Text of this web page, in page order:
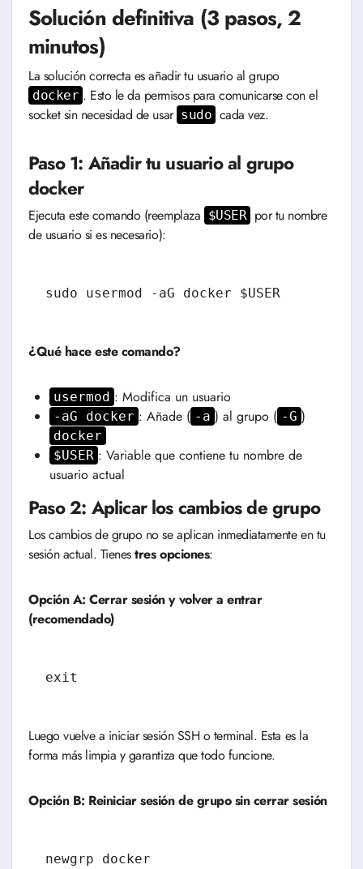
Solución definitiva (3 pasos, 2
minutos)
La solución correcta es añadir tu usuario al grupo
docker . Esto le da permisos para comunicarse con el
socket sin necesidad de usar sudo cada vez.
Paso 1: Añadir tu usuario al grupo
docker
Ejecuta este comando (reemplaza $USER por tu nombre
de usuario si es necesario):
sudo usermod -aG docker $USER
¿Qué hace este comando?
usermod : Modifica un usuario
-aG docker : Añade ( -a ) al grupo ( -G )
docker
$USER : Variable que contiene tu nombre de
usuario actual
Paso 2: Aplicar los cambios de grupo
Los cambios de grupo no se aplican inmediatamente en tu
sesión actual. Tienestres opciones:
Opción A: Cerrar sesión y volver a entrar
(recomendado)
exit
Luego vuelve a iniciar sesión SSH o terminal. Esta es la
forma más limpia y garantiza que todo funcione.
Opción B: Reiniciar sesión de grupo sin cerrar sesión
newgrp docker